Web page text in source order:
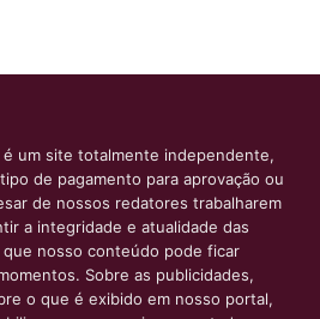
é um site totalmente independente,
de pagamento para aprovação ou
de nossos redatores trabalharem
a integridade e atualidade das
nosso conteúdo pode ficar
Sobre as publicidades,
o que é exibido em nosso portal,